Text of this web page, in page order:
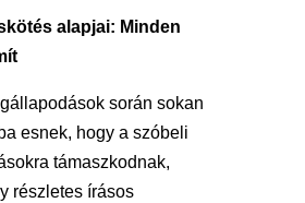
alapjai: Minden
során sokan
esnek, hogy a szóbeli
támaszkodnak,
részletes írásos